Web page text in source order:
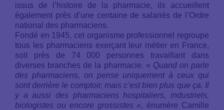
issus de l’histoire de la pharmacie, ils accueillent
également près d’une centaine de salariés de l’Ordre
national des pharmaciens.
Fondé en 1945, cet organisme professionnel regroupe
tous les pharmaciens exerçant leur métier en France,
soit près de 74 000 personnes travaillant dans
diverses branches de la pharmacie. « Quand on parle
des pharmaciens, on pense uniquement à ceux qui
sont derrière le comptoir, mais c’est bien plus que ça. Il
y a aussi des pharmaciens hospitaliers, industriels,
biologistes ou encore grossistes », énumère Camille